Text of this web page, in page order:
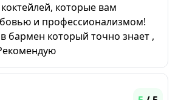
которые вам
и профессионализмом!
бармен который точно знает ,